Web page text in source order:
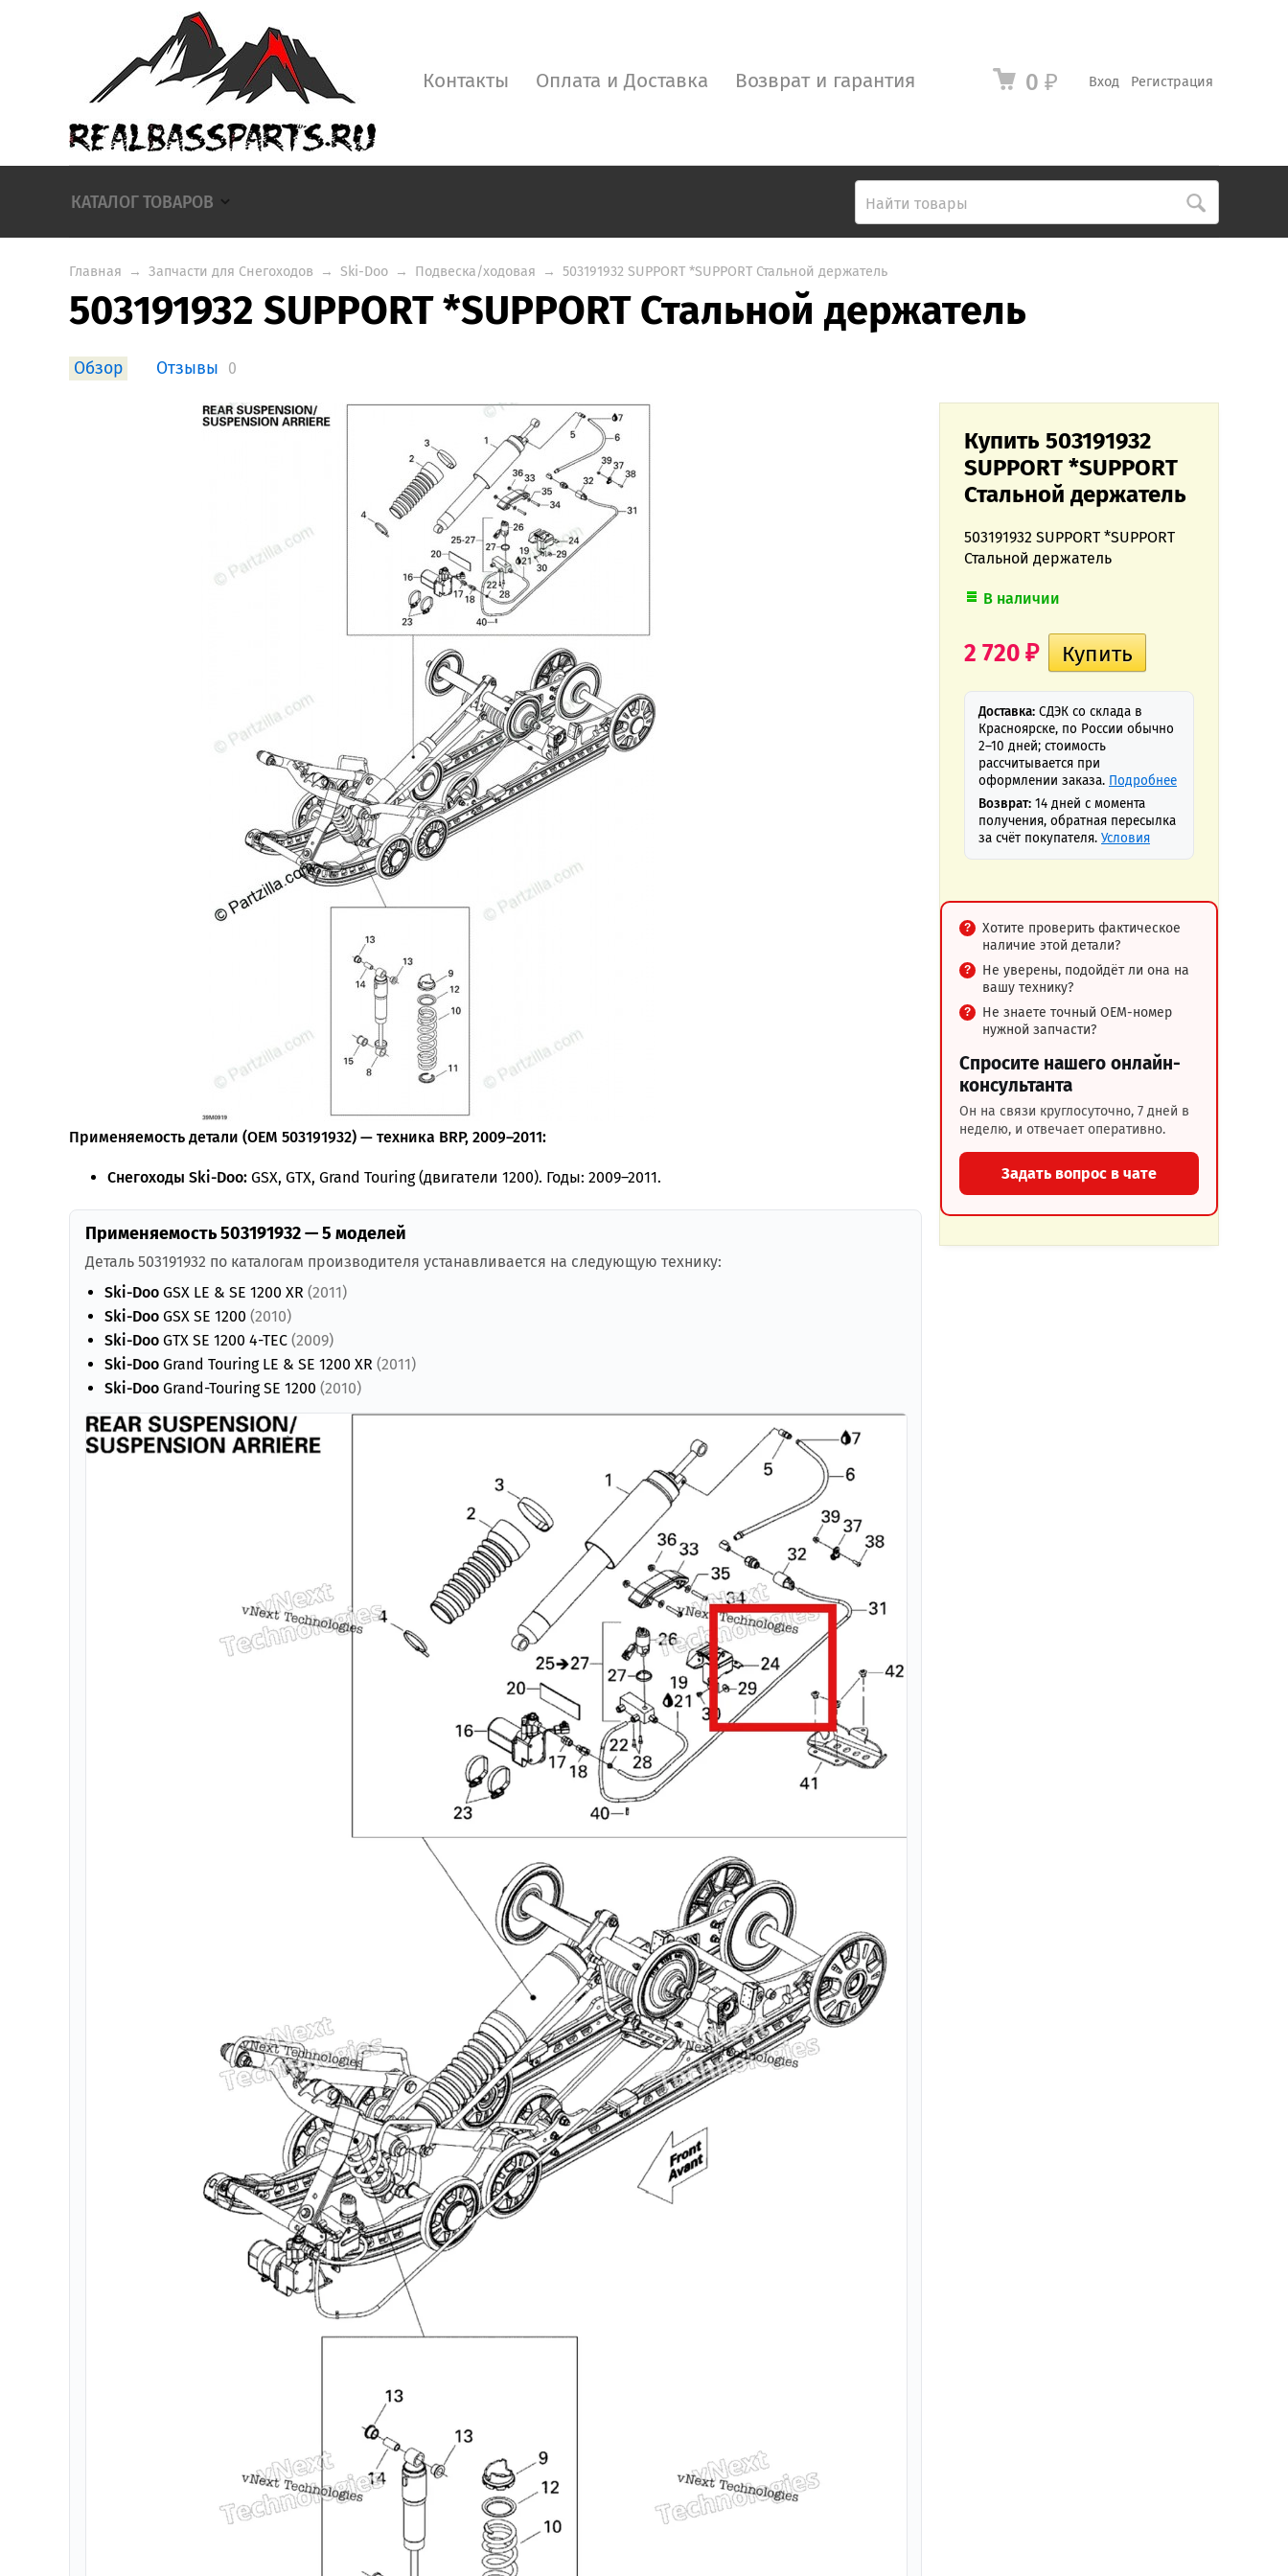
Вход Регистрация
0 ₽
Контакты Оплата и Доставка Возврат и гарантия
КАТАЛОГ ТОВАРОВ
Главная → Запчасти для Снегоходов → Ski-Doo → Подвеска/ходовая → 503191932 SUPPORT *SUPPORT Стальной держатель
503191932 SUPPORT *SUPPORT Стальной держатель
Обзор Отзывы 0
Купить 503191932
SUPPORT *SUPPORT
Стальной держатель
503191932 SUPPORT *SUPPORT
Стальной держатель
В наличии
2 720 ₽
Доставка: СДЭК со склада в
Красноярске, по России обычно
2–10 дней; стоимость
рассчитывается при
оформлении заказа. Подробнее
Возврат: 14 дней с момента
получения, обратная пересылка
за счёт покупателя. Условия
Хотите проверить фактическое
наличие этой детали?
Не уверены, подойдёт ли она на
вашу технику?
Не знаете точный OEM-номер
нужной запчасти?
Спросите нашего онлайн-
консультанта
Он на связи круглосуточно, 7 дней в
неделю, и отвечает оперативно.
Задать вопрос в чате
Применяемость детали (OEM 503191932) — техника BRP, 2009–2011:
Снегоходы Ski-Doo: GSX, GTX, Grand Touring (двигатели 1200). Годы: 2009–2011.
Применяемость 503191932 — 5 моделей
Деталь 503191932 по каталогам производителя устанавливается на следующую технику:
Ski-Doo GSX LE & SE 1200 XR (2011)
Ski-Doo GSX SE 1200 (2010)
Ski-Doo GTX SE 1200 4-TEC (2009)
Ski-Doo Grand Touring LE & SE 1200 XR (2011)
Ski-Doo Grand-Touring SE 1200 (2010)